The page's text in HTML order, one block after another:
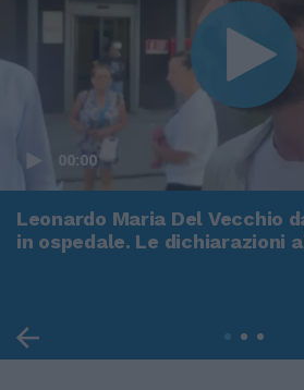
00:00
Leonardo Maria Del Vecchio
in ospedale. Le dichiarazioni